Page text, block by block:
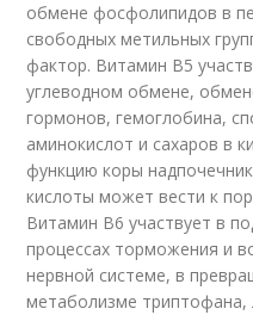
обмене фосфолипидов в
свободных метильных
фактор. Витамин В5
углеводном обмене,
гормонов, гемоглобина,
аминокислот и сахаров в
функцию коры
кислоты может вести к
Витамин В6 участвует в
процессах торможения и
нервной системе, в
метаболизме триптофана,